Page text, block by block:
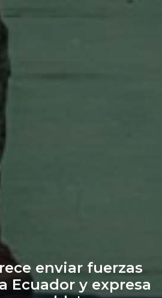
enviar fuerzas
Ecuador y expresa